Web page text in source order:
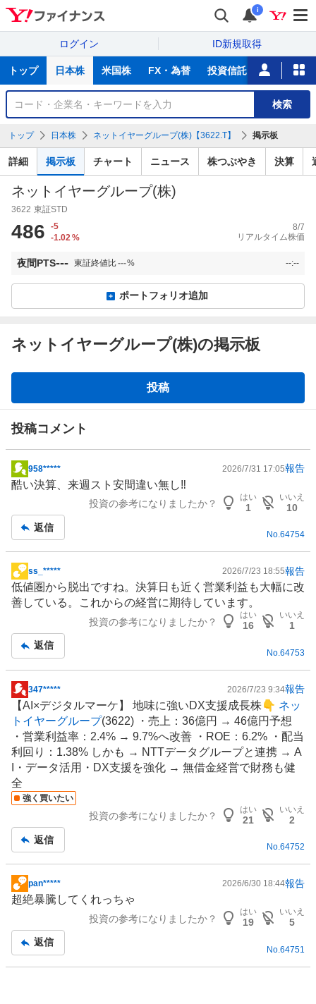
i
ログイン ID新規取得
サ
トップ 日本株 米国株 FX・為替 投資信託 ニュース
銘
検
索
検索
トップ 日本株 ネットイヤーグループ(株)【3622.T】 掲示板
詳細 掲示板 チャート ニュース 株つぶやき 決算
ネットイヤーグループ(株)
3622 東証STD
486
-5
-1.02 %
8/7
リアルタイム株価
夜間PTS--- 東証終値比---% --:--
ポートフォリオ追加
ネットイヤーグループ(株)の掲示板
板
投稿
投稿コメント
掲
示
事
958***** 2026/7/31 17:05報告
酷い決算、来週スト安間違い無し‼️
投資の参考になりましたか？
はい
1
いいえ
10
返信
No.64754
掲
示
板
ss_***** 2026/7/23 18:55報告
低値圏から脱出ですね。決算日も近く営業利益も大幅に改
善している。これからの経営に期待しています。
投資の参考になりましたか？
はい
16
いいえ
1
返信
No. 64753
掲
示
板
事
347***** 2026/7/23 9:34報告
【AI×デジタルマーケ】 地味に強いDX支援成長株👇 ネッ
トイヤーグループ(3622) ・売上：36億円 → 46億円予想
・営業利益率：2.4% → 9.7%へ改善 ・ROE：6.2% ・配当
利回り：1.38% しかも → NTTデータグループと連携 → A
I・データ活用・DX支援を強化 → 無借金経営で財務も健
全
強く買いたい
投資の参考になりましたか？
はい
21
いいえ
2
返信
No.64752
掲
示
事
pan***** 2026/6/30 18:44報告
超絶暴騰してくれっちゃ
投資の参考になりましたか？
はい
19
いいえ
5
返信
No. 64751